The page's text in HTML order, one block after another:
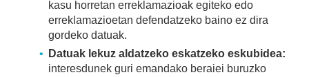
kasu horretan erreklamazioak egiteko edo
erreklamazioetan defendatzeko baino ez dira
gordeko datuak.
Datuak lekuz aldatzeko eskatzeko eskubidea:
interesdunek guri emandako beraiei buruzko